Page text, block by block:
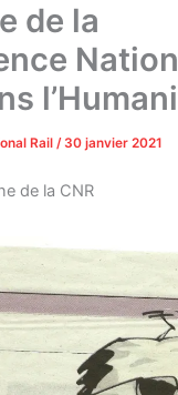
de la
Rail/ 30 janvier 2021
de la CNR